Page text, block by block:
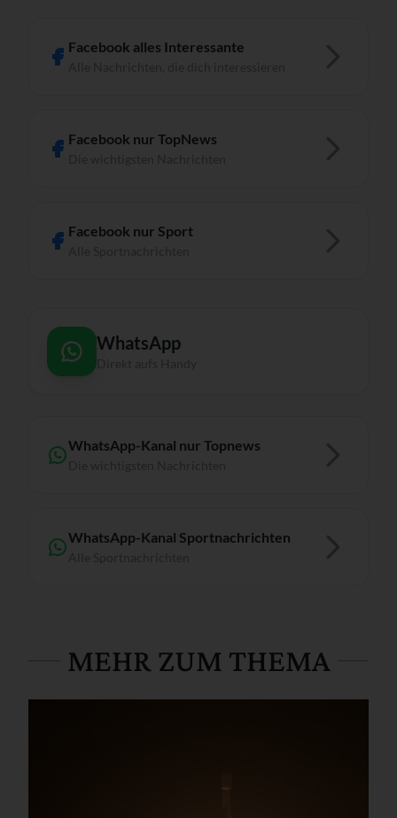
Facebook alles Interessante
Facebook nur TopNews
Facebook nur Sport
WhatsApp
WhatsApp-Kanal nur Topnews
WhatsApp-Kanal Sportnachrichten
MEHR ZUM THEMA